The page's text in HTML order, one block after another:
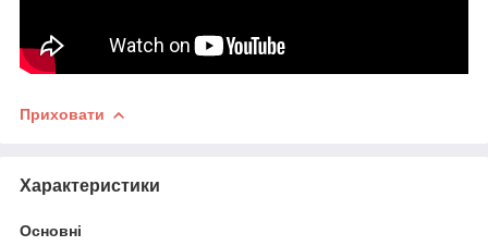
Приховати
Характеристики
Основні